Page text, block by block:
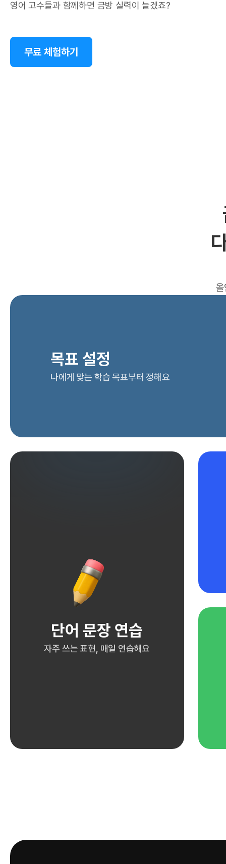
영어 고수들과 함께하면 금방 실력이 늘겠죠?
무료 체험하기
목표 설정
나에게 맞는 학습 목표부터 정해요
단어 문장 연습
자주 쓰는 표현, 매일 연습해요